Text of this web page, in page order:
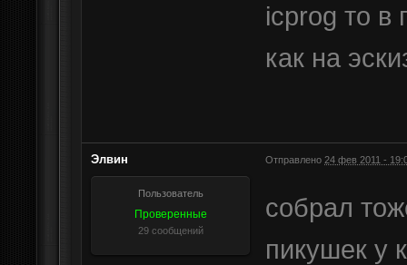
icprog то в
как на
Элвин Отправлено 24 фев 2011 -
Пользователь
Проверенные
29 сообщений
собрал
пикушек у